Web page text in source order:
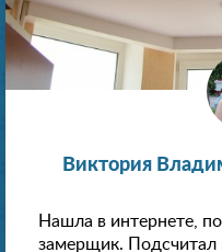
Виктория
Нашла в интернете,
замерщик. Подсчитал